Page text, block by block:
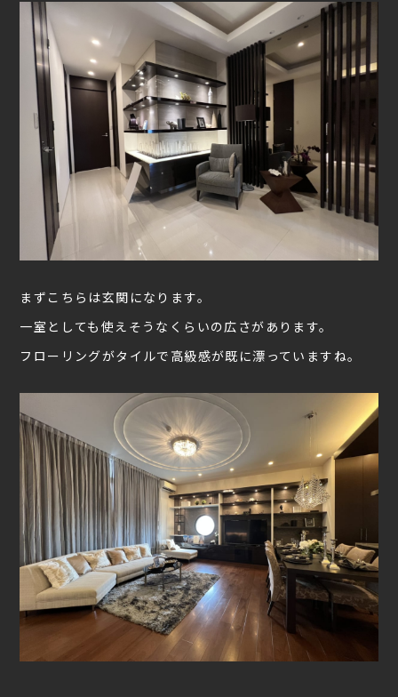
まずこちらは玄関になります。
一室としても使えそうなくらいの広さがあります。
フローリングがタイルで高級感が既に漂っていますね。